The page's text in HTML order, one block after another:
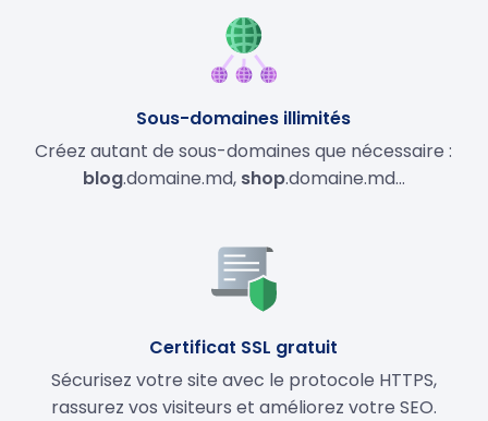
Sous-domaines illimités
Créez autant de sous-domaines que nécessaire :
blog.domaine.md, shop.domaine.md…
Certificat SSL gratuit
Sécurisez votre site avec le protocole HTTPS,
rassurez vos visiteurs et améliorez votre SEO.